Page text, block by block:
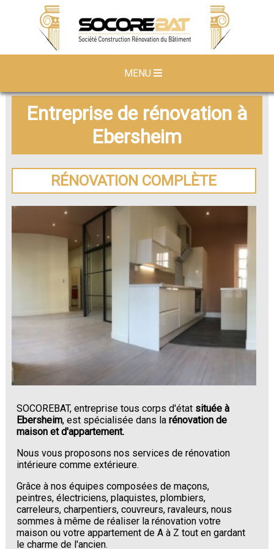
MENU
Entreprise de rénovation à
Ebersheim
RÉNOVATION COMPLÈTE
SOCOREBAT, entreprise tous corps d'état située à
Ebersheim, est spécialisée dans larénovation de
maison et d'appartement.
Nous vous proposons nos services de rénovation
intérieure comme extérieure.
Grâce à nos équipes composées de maçons,
peintres, électriciens, plaquistes, plombiers,
carreleurs, charpentiers, couvreurs, ravaleurs, nous
sommes à même de réaliser la rénovation votre
maison ou votre appartement de A à Z tout en gardant
le charme de l'ancien.